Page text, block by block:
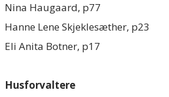
Nina Haugaard, p77
Hanne Lene Skjeklesæther, p23
​Eli Anita Botner, p17
Husforvaltere